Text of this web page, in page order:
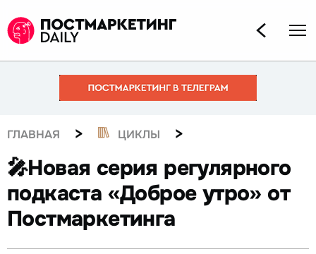
ГЛАВНАЯ > ЦИКЛЫ >
🎤Новая серия регулярного
подкаста «Доброе утро» от
Постмаркетинга